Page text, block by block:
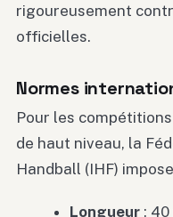
rigoureusement
officielles.
Normes
Pour les
de haut niveau, la
Handball (IHF)
Longueur :